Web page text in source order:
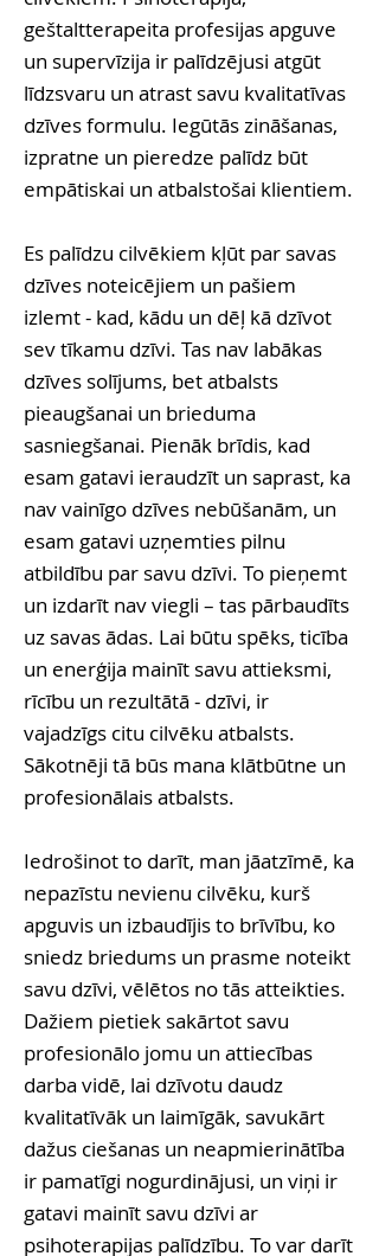
geštaltterapeita profesijas apguve
un supervīzija ir palīdzējusi atgūt
līdzsvaru un atrast savu kvalitatīvas
dzīves formulu. Iegūtās zināšanas,
izpratne un pieredze palīdz būt
empātiskai un atbalstošai klientiem.
Es palīdzu cilvēkiem kļūt par savas
dzīves noteicējiem un pašiem
izlemt - kad, kādu un dēļ kā dzīvot
sev tīkamu dzīvi. Tas nav labākas
dzīves solījums, bet atbalsts
pieaugšanai un brieduma
sasniegšanai. Pienāk brīdis, kad
esam gatavi ieraudzīt un saprast, ka
nav vainīgo dzīves nebūšanām, un
esam gatavi uzņemties pilnu
atbildību par savu dzīvi. To pieņemt
un izdarīt nav viegli – tas pārbaudīts
uz savas ādas. Lai būtu spēks, ticība
un enerģija mainīt savu attieksmi,
rīcību un rezultātā - dzīvi, ir
vajadzīgs citu cilvēku atbalsts.
Sākotnēji tā būs mana klātbūtne un
profesionālais atbalsts.
Iedrošinot to darīt, man jāatzīmē, ka
nepazīstu nevienu cilvēku, kurš
apguvis un izbaudījis to brīvību, ko
sniedz briedums un prasme noteikt
savu dzīvi, vēlētos no tās atteikties.
Dažiem pietiek sakārtot savu
profesionālo jomu un attiecības
darba vidē, lai dzīvotu daudz
kvalitatīvāk un laimīgāk, savukārt
dažus ciešanas un neapmierinātība
ir pamatīgi nogurdinājusi, un viņi ir
gatavi mainīt savu dzīvi ar
psihoterapijas palīdzību. To var darīt